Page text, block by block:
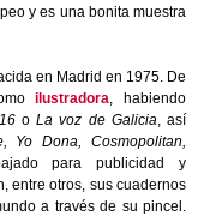
y es una bonita muestra
en Madrid en 1975. De
ilustradora, habiendo
oLa voz de Galicia, así
Yo Dona, Cosmopolitan,
para publicidad y
entre otros, sus cuadernos
a través de su pincel.